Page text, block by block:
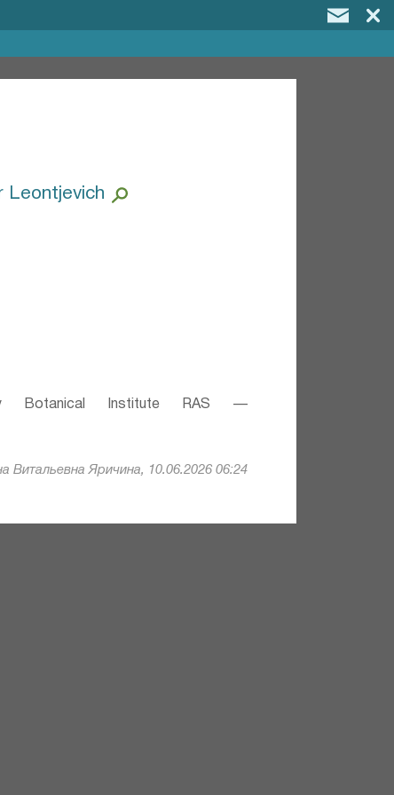
Leontjevich
Botanical Institute RAS —
Витальевна Яричина, 10.06.2026 06:24